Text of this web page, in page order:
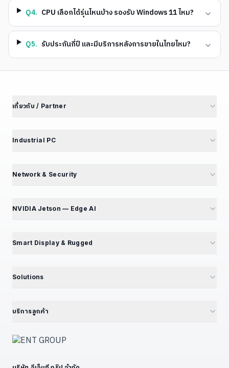
Q4. CPU เลือกได้รุ่นไหนบ้าง รองรับ Windows 11 ไหม?
Q5. รับประกันกี่ปี และมีบริการหลังการขายในไทยไหม?
เกี่ยวกับ / Partner
นักลงทุนสัมพันธ์
ร่วมงานกับเรา — เปิดรับ 5 ตำแหน่ง
Industrial PC
Mini PC — Office & SME
UPC Series — LEGO Modular
Network & Security
GT194L — 2.5G Best Seller
IPC090 — Xeon 10G SFP+
NVIDIA Jetson — Edge AI
📦 แคตตาล็อกผลิตภัณฑ์
Developer Kits
Professional Graphics Card
ดูเพิ่มเติม (+7)
Smart Display & Rugged
15.6" Floor Kiosk (KD156B)
23.8" Wall-Mount Kiosk
27" – 32" Conference
Solutions
Smart Factory 4.0
Government — ราชการ/รัฐวิสาหกิจ
บริการลูกค้า
ลงทะเบียนสินค้า